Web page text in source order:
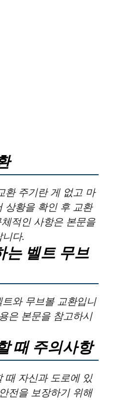
환 주기란 게 없고 마
상황을 확인 후 교환
적인 사항은 본문을
다.
는 벨트 무브
트와 무브볼 교환입니
은 본문을 참고하시
때 주의사항
때 자신과 도로에 있
전을 보장하기 위해